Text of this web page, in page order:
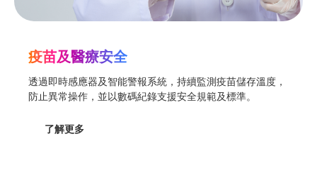
疫苗及醫療安全
透過即時感應器及智能警報系統，持續監測疫苗儲存溫度，
防止異常操作，並以數碼紀錄支援安全規範及標準。
了解更多